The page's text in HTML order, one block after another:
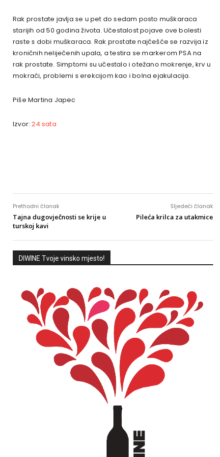
Rak prostate javlja se u pet do sedam posto muškaraca
starijih od 50 godina života. Učestalost pojave ove bolesti
raste s dobi muškaraca. Rak prostate najčešće se razvija iz
kroničnih neliječenih upala, a testira se markerom PSA na
rak prostate. Simptomi su učestalo i otežano mokrenje, krv u
mokraći, problemi s erekcijom kao i bolna ejakulacija.
Piše Martina Japec
Izvor:24 sata
Prethodni članak
Tajna dugovječnosti se krije u
turskoj kavi
Sljedeći članak
Pileća krilca za utakmice
DIWINE Tvoje vinsko mjesto!